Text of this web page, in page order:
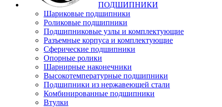
ПОДШИПНИКИ
Шариковые подшипники
Роликовые подшипники
Подшипниковые узлы и комплектующие
Разъемные корпуса и комплектующие
Сферические подшипники
Опорные ролики
Шарнирные наконечники
Высокотемпературные подшипники
Подшипники из нержавеющей стали
Комбинированные подшипники
Втулки